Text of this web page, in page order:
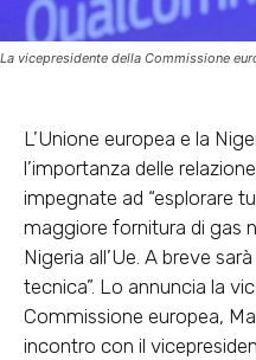
La vicepresidente della Commissione
L’Unione europea e la
l’importanza delle
impegnate ad “esplorare
maggiore fornitura di gas
Nigeria all’Ue. A breve
tecnica”. Lo annuncia la
Commissione europea,
incontro con il